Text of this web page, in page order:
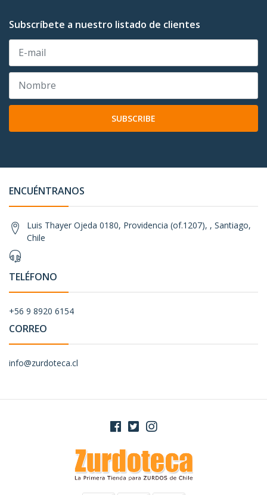
Subscríbete a nuestro listado de clientes
SUBSCRIBE
ENCUÉNTRANOS
Luis Thayer Ojeda 0180, Providencia (of.1207), , Santiago,
Chile
TELÉFONO
+56 9 8920 6154
CORREO
info@zurdoteca.cl